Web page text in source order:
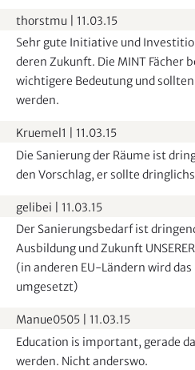
thorstmu
11.03.15
Sehr gute Initiative und
deren Zukunft. Die MINT Fächer
wichtigere Bedeutung und
werden.
Kruemel1
11.03.15
Die Sanierung der Räume ist
den Vorschlag, er sollte
gelibei
11.03.15
Der Sanierungsbedarf ist
Ausbildung und Zukunft
(in anderen EU-Ländern wird
umgesetzt)
Manue0505
11.03.15
Education is important, gerade
werden. Nicht anderswo.